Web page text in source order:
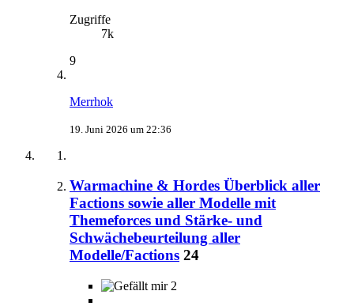
Zugriffe
7k
9
Merrhok
19. Juni 2026 um 22:36
Warmachine & Hordes Überblick aller
Factions sowie aller Modelle mit
Themeforces und Stärke- und
Schwächebeurteilung aller
Modelle/Factions 24
2